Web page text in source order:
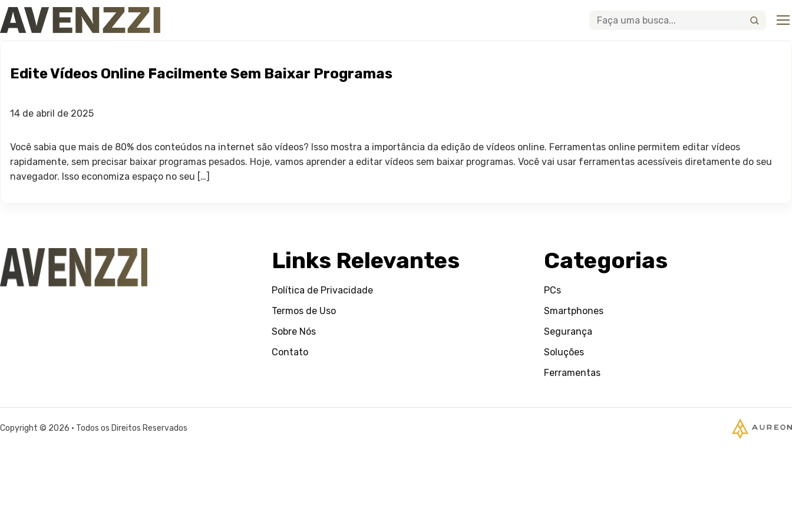
Buscar
Edite Vídeos Online Facilmente Sem Baixar Programas
14 de abril de 2025
Você sabia que mais de 80% dos conteúdos na internet são vídeos? Isso mostra a importância da edição de vídeos online. Ferramentas online permitem editar vídeos
rapidamente, sem precisar baixar programas pesados. Hoje, vamos aprender a editar vídeos sem baixar programas. Você vai usar ferramentas acessíveis diretamente do seu
navegador. Isso economiza espaço no seu […]
Links Relevantes
Política de Privacidade
Termos de Uso
Sobre Nós
Contato
Categorias
PCs
Smartphones
Segurança
Soluções
Ferramentas
Copyright © 2026 • Todos os Direitos Reservados